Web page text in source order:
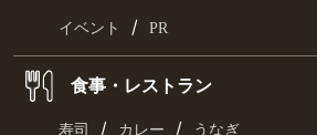
イベント / PR
食事・レストラン
寿司 / カレー / うなぎ